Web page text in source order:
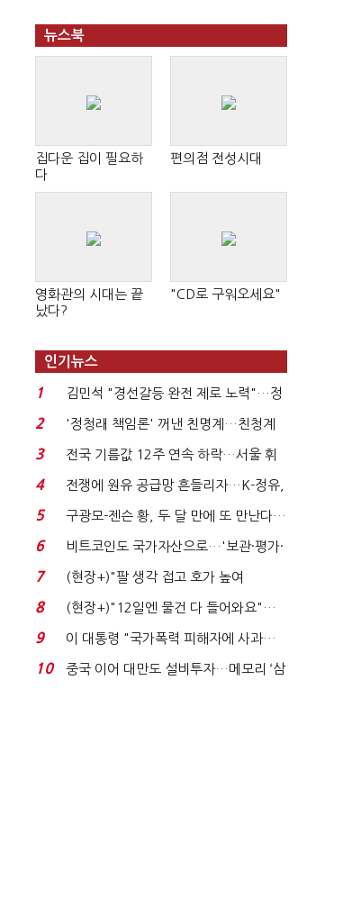
뉴스북
집다운 집이 필요하
다
편의점 전성시대
영화관의 시대는 끝
났다?
"CD로 구워오세요"
인기뉴스
1
김민석 "경선갈등 완전 제로 노력"…정
청래 "반명 공세 사...
2
'정청래 책임론' 꺼낸 친명계…친청계
는 추가투표 때리기...
3
전국 기름값 12주 연속 하락…서울 휘
발윳값 1909원...
4
전쟁에 원유 공급망 흔들리자…K-정유,
에너지안보 핵심...
5
구광모-젠슨 황, 두 달 만에 또 만난다…
로봇·AI 등 논...
6
비트코인도 국가자산으로…'보관·평가·
처분' 기준은 ...
7
(현장+)"팔 생각 접고 호가 높여
요"…'덜 똘똘한 한 채' 20...
8
(현장+)"12일엔 물건 다 들어와요"…
빈 매대 채우며 문 연 ...
9
이 대통령 "국가폭력 피해자에 사과…
적극적 조사로 진...
10
중국 이어 대만도 설비투자…메모리 ‘삼